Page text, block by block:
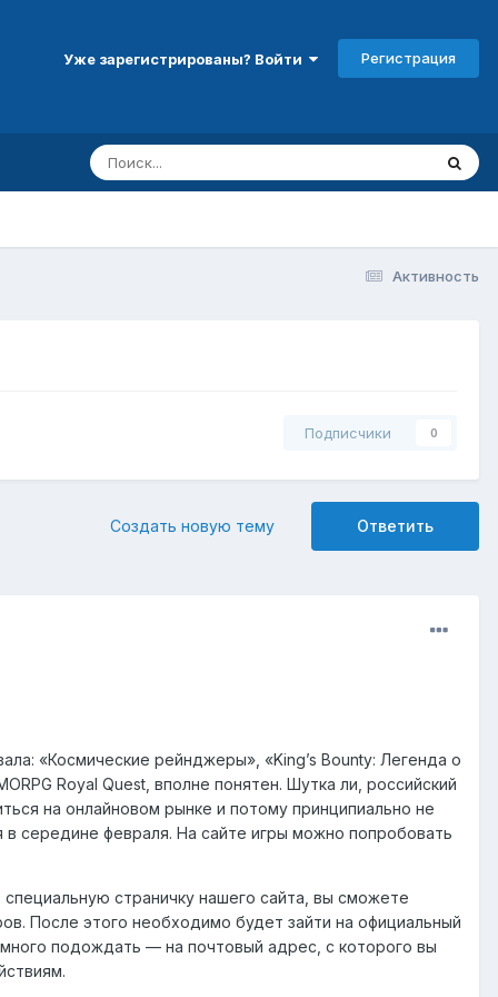
Уже зарегистрированы? Войти Регистрация
Активность
Подписчики 0
Ответить
Создать новую тему
«Космические рейнджеры», «King’s Bounty: Легенда о
Royal Quest, вполне понятен. Шутка ли, российский
на онлайновом рынке и потому принципиально не
середине февраля. На сайте игры можно попробовать
страничку нашего сайта, вы сможете
После этого необходимо будет зайти на официальный
подождать — на почтовый адрес, с которого вы